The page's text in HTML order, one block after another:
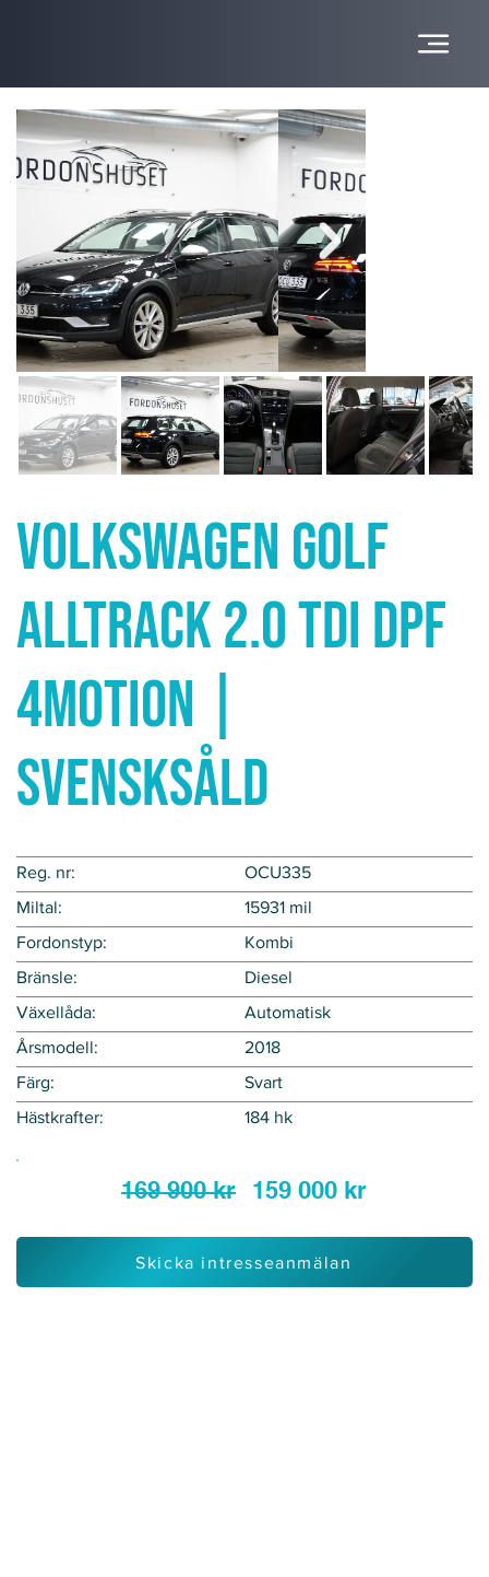
Volkswagen Golf
Alltrack 2.0 TDI DPF
4MOTION |
SVENSKSÅLD
Reg. nr:
Miltal:
Fordonstyp​:
Bränsle:
Växellåda:
Årsmodell:
Färg:
Hästkrafter:
169 900 kr 159 000 kr
Skicka intresseanmälan
OCU335
15931 mil
Kombi
Diesel
Automatisk
2018
Svart
184 hk